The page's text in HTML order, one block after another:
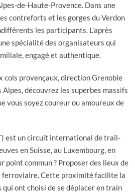
de-Haute-Provence. Dans une
contreforts et les gorges du Verdon
les participants. L’après
spécialité des organisateurs qui
engagé et authentique.
cols provençaux, direction Grenoble
découvrez les superbes massifs
vous soyez coureur ou amoureux de
est un circuit international de trail-
en Suisse, au Luxembourg, en
point commun ? Proposer des lieux de
ferroviaire. Cette proximité facilite la
ont choisi de se déplacer en train